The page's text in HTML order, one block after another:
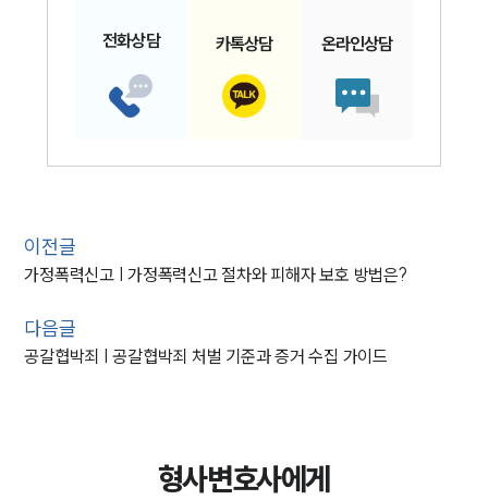
전화상담 카톡상담 온라인상담
이전글
가정폭력신고 | 가정폭력신고 절차와 피해자 보호 방법은?
다음글
공갈협박죄 | 공갈협박죄 처벌 기준과 증거 수집 가이드
형사변호사에게